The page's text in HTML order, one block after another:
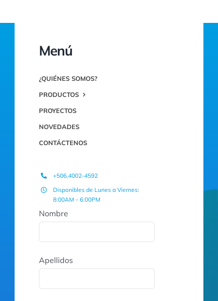
Menú
¿QUIÉNES SOMOS?
PRODUCTOS
PROYECTOS
NOVEDADES
CONTÁCTENOS
+506.4002-4592
Disponibles de Lunes a Viernes:
8:00AM – 6:00PM
Nombre
Apellidos